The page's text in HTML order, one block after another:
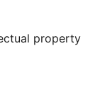
property